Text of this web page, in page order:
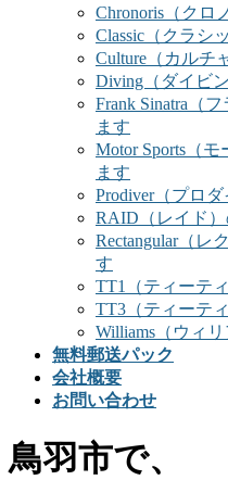
Chronoris（クロ
Classic（クラシ
Culture（カルチ
Diving（ダイビ
Frank Sinatra（
ます
Motor Sports（
ます
Prodiver（プロ
RAID（レイド
Rectangular（レ
す
TT1（ティーテ
TT3（ティーテ
Williams（ウィ
無料郵送パック
会社概要
お問い合わせ
鳥羽市で、